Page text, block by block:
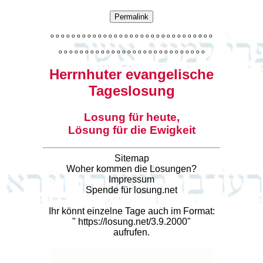
Permalink
o o o o o o o o o o o o o o o o o o o o o o o o o o o o o o o
o o o o o o o o o o o o o o o o o o o o o o o o o o o o
Herrnhuter evangelische
Tageslosung
Losung für heute,
Lösung für die Ewigkeit
Sitemap
Woher kommen die Losungen?
Impressum
Spende für losung.net
Ihr könnt einzelne Tage auch im Format:
" https://losung.net/3.9.2000"
aufrufen.